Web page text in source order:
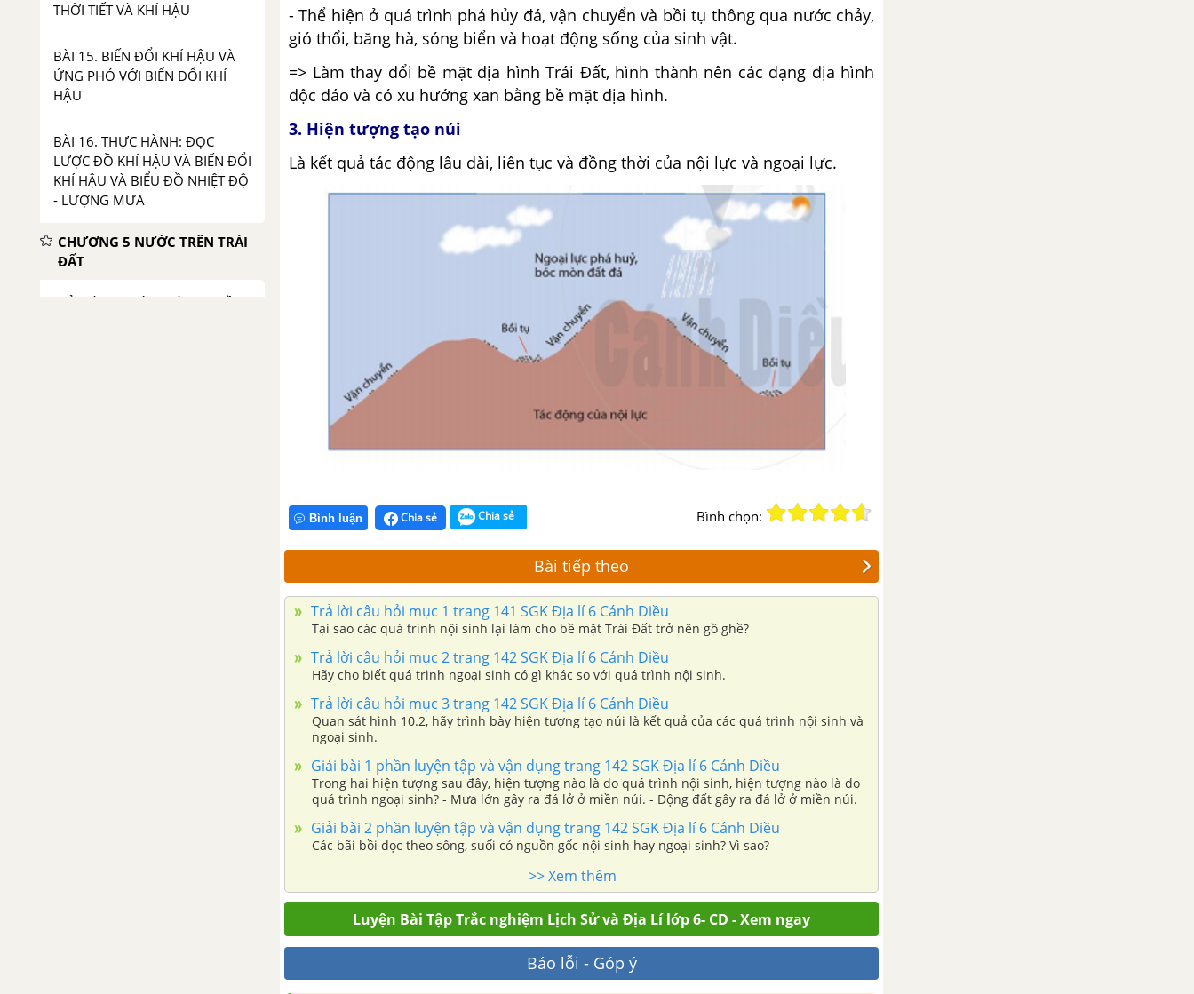
THỜI TIẾT VÀ KHÍ HẬU
BÀI 15. BIẾN ĐỔI KHÍ HẬU VÀ
ỨNG PHÓ VỚI BIỂN ĐỔI KHÍ
HẬU
BÀI 16. THỰC HÀNH: ĐỌC
LƯỢC ĐỒ KHÍ HẬU VÀ BIẾN ĐỔI
KHÍ HẬU VÀ BIỂU ĐỒ NHIỆT ĐỘ
- LƯỢNG MƯA
CHƯƠNG 5 NƯỚC TRÊN TRÁI
ĐẤT
- Thể hiện ở quá trình phá hủy đá, vận chuyển và bồi tụ thông qua nước chảy,
gió thổi, băng hà, sóng biển và hoạt động sống của sinh vật.
=> Làm thay đổi bề mặt địa hình Trái Đất, hình thành nên các dạng địa hình
độc đáo và có xu hướng xan bằng bề mặt địa hình.
3. Hiện tượng tạo núi
Là kết quả tác động lâu dài, liên tục và đồng thời của nội lực và ngoại lực.
Bình luận Chia sẻ Chia sẻ Bình chọn:
Bài tiếp theo
Trả lời câu hỏi mục 1 trang 141 SGK Địa lí 6 Cánh Diều
Tại sao các quá trình nội sinh lại làm cho bề mặt Trái Đất trở nên gồ ghề?
Trả lời câu hỏi mục 2 trang 142 SGK Địa lí 6 Cánh Diều
Hãy cho biết quá trình ngoại sinh có gì khác so với quá trình nội sinh.
Trả lời câu hỏi mục 3 trang 142 SGK Địa lí 6 Cánh Diều
Quan sát hình 10.2, hãy trình bày hiện tượng tạo núi là kết quả của các quá trình nội sinh và
ngoại sinh.
Giải bài 1 phần luyện tập và vận dụng trang 142 SGK Địa lí 6 Cánh Diều
Trong hai hiện tượng sau đây, hiện tượng nào là do quá trình nội sinh, hiện tượng nào là do
quá trình ngoại sinh? - Mưa lớn gây ra đá lở ở miền núi. - Động đất gây ra đá lở ở miền núi.
Giải bài 2 phần luyện tập và vận dụng trang 142 SGK Địa lí 6 Cánh Diều
Các bãi bồi dọc theo sông, suối có nguồn gốc nội sinh hay ngoại sinh? Vì sao?
>> Xem thêm
Luyện Bài Tập Trắc nghiệm Lịch Sử và Địa Lí lớp 6- CD - Xem ngay
Báo lỗi - Góp ý